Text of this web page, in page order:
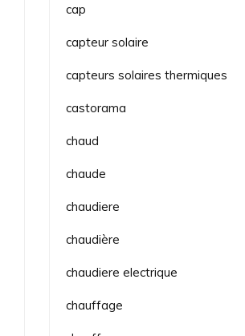
cap
capteur solaire
capteurs solaires thermiques
castorama
chaud
chaude
chaudiere
chaudière
chaudiere electrique
chauffage